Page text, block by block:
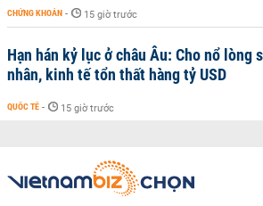
CHỨNG KHOÁN - 15 giờ trước
Hạn hán kỷ lục ở châu Âu: Cho nổ lòng
nhân, kinh tế tổn thất hàng tỷ USD
QUỐC TẾ - 15 giờ trước